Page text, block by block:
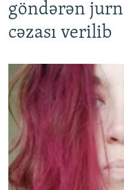
göndərən
cəzası verilib